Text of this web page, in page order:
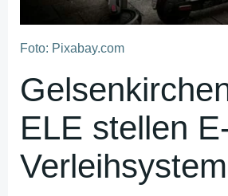
Foto: Pixabay.com
ELE stellen